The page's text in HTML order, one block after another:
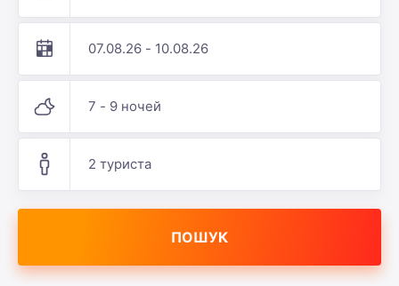
07.08.26 - 10.08.26
7 - 9 ночей
2 туриста
ПОШУК